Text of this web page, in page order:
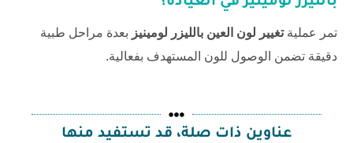
تمر عمليةتغيير لون العين بالليزر لومينيز بعدة مراحل طبية
دقيقة تضمن الوصول للون المستهدف بفعالية.
عناوين ذات صلة، قد تستفيد منها